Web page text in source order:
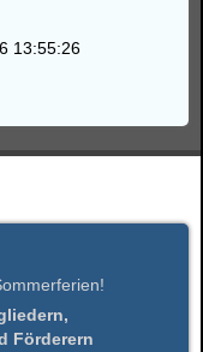
13:55:26
Förderern